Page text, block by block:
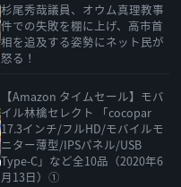
杉尾秀哉議員、オウム真理教事
件での失敗を棚に上げ、高市首
相を追及する姿勢にネット民が
怒る！
【Amazon タイムセール】モバ
イル林檎セレクト 「cocopar
17.3インチ/フルHD/モバイルモ
ニター薄型/IPSパネル/USB
Type-C」など全10品（2020年6
月13日）①